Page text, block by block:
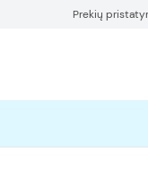
Prekių